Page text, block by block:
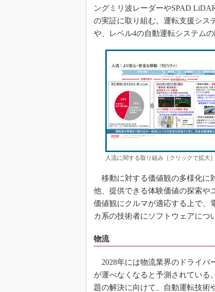
ングミリ波レーダーやSPAD
の実証に取り組む。運転支援シス
や、レベル4の自動運転システム
人流に関する取り組み［クリックで拡大
移動に対する価値観の多様化に
他、提供できる体験価値の探索や
価値観にクルマが適応する上で、
カ系の技術者にソフトウェアにつ
物流
2028年には物流業界のドライバ
が運べなくなると予測されている
題の解決に向けて、自動運転技術